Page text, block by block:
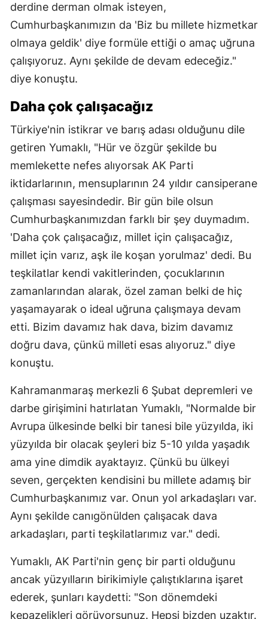
derdine derman olmak isteyen,
Cumhurbaşkanımızın da 'Biz bu millete hizmetkar
olmaya geldik' diye formüle ettiği o amaç uğruna
çalışıyoruz. Aynı şekilde de devam edeceğiz."
diye konuştu.
Daha çok çalışacağız
Türkiye'nin istikrar ve barış adası olduğunu dile
getiren Yumaklı, "Hür ve özgür şekilde bu
memlekette nefes alıyorsak AK Parti
iktidarlarının, mensuplarının 24 yıldır cansiperane
çalışması sayesindedir. Bir gün bile olsun
Cumhurbaşkanımızdan farklı bir şey duymadım.
'Daha çok çalışacağız, millet için çalışacağız,
millet için varız, aşk ile koşan yorulmaz' dedi. Bu
teşkilatlar kendi vakitlerinden, çocuklarının
zamanlarından alarak, özel zaman belki de hiç
yaşamayarak o ideal uğruna çalışmaya devam
etti. Bizim davamız hak dava, bizim davamız
doğru dava, çünkü milleti esas alıyoruz." diye
konuştu.
Kahramanmaraş merkezli 6 Şubat depremleri ve
darbe girişimini hatırlatan Yumaklı, "Normalde bir
Avrupa ülkesinde belki bir tanesi bile yüzyılda, iki
yüzyılda bir olacak şeyleri biz 5-10 yılda yaşadık
ama yine dimdik ayaktayız. Çünkü bu ülkeyi
seven, gerçekten kendisini bu millete adamış bir
Cumhurbaşkanımız var. Onun yol arkadaşları var.
Aynı şekilde canıgönülden çalışacak dava
arkadaşları, parti teşkilatlarımız var." dedi.
Yumaklı, AK Parti'nin genç bir parti olduğunu
ancak yüzyılların birikimiyle çalıştıklarına işaret
ederek, şunları kaydetti: "Son dönemdeki
kepazelikleri görüyorsunuz. Hepsi bizden uzaktır.